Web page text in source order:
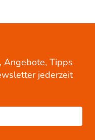
Angebote, Tipps
jederzeit